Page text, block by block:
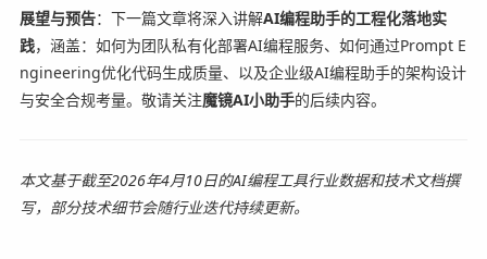
展望与预告：下一篇文章将深入讲解AI编程助手的工程化落地实
践，涵盖：如何为团队私有化部署AI编程服务、如何通过Prompt E
ngineering优化代码生成质量、以及企业级AI编程助手的架构设计
与安全合规考量。敬请关注魔镜AI小助手的后续内容。
本文基于截至2026年4月10日的AI编程工具行业数据和技术文档撰
写，部分技术细节会随行业迭代持续更新。